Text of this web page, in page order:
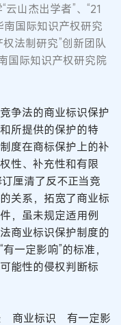
山杰出学者”、“21
国际知识产权研究
法制研究”创新团队
国际知识产权研究院
争法的商业标识保护
所提供的保护的特
度在商标保护上的补
性、补充性和有限
厘清了反不正当竞
关系，拓宽了商业标
，虽未规定适用例
商业标识保护制度的
一定影响”的标准，
能性的侵权判断标
商业标识 有一定影